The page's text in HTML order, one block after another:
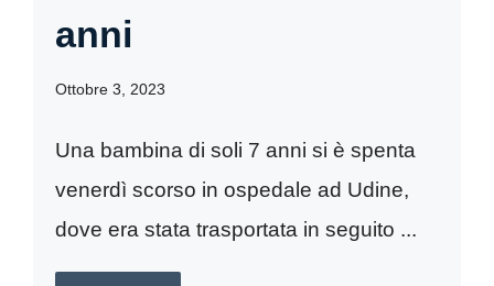
anni
Ottobre 3, 2023
Una bambina di soli 7 anni si è spenta
venerdì scorso in ospedale ad Udine,
dove era stata trasportata in seguito ...